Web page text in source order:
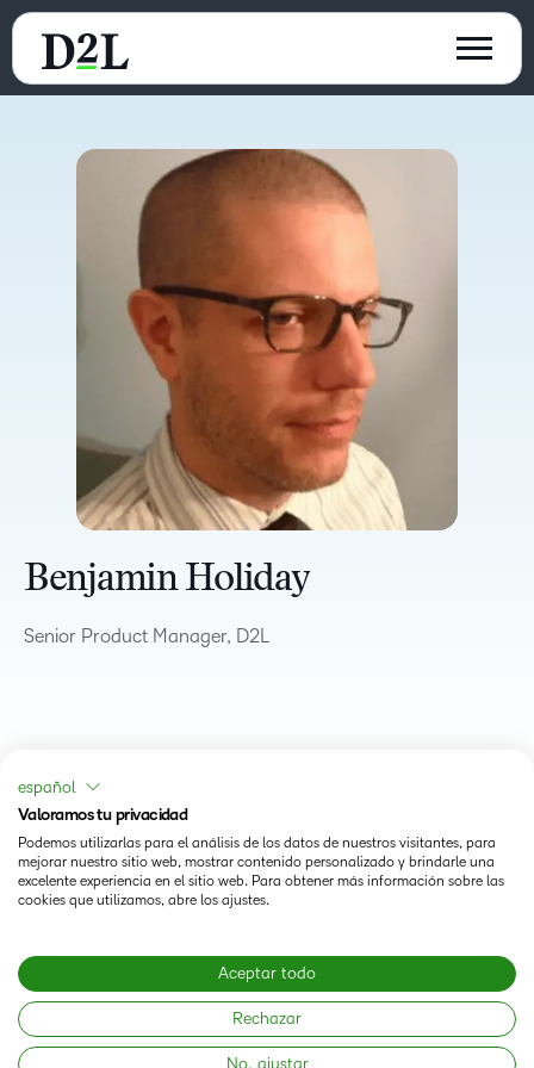
Benjamin Holiday
Senior Product Manager, D2L
Status
Modern Slavery Statement
español
Valoramos tu privacidad
Podemos utilizarlas para el análisis de los datos de nuestros visitantes, para
mejorar nuestro sitio web, mostrar contenido personalizado y brindarle una
excelente experiencia en el sitio web. Para obtener más información sobre las
cookies que utilizamos, abre los ajustes.
Aceptar todo
Rechazar
No, ajustar